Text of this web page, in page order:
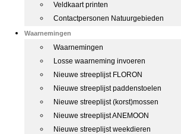
Veldkaart printen
Contactpersonen Natuurgebieden
Waarnemingen
Waarnemingen
Losse waarneming invoeren
Nieuwe streeplijst FLORON
Nieuwe streeplijst paddenstoelen
Nieuwe streeplijst (korst)mossen
Nieuwe streeplijst ANEMOON
Nieuwe streeplijst weekdieren